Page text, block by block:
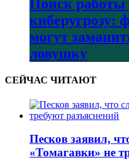
Поиск работы
киберугрозу:
могут
ловушку
СЕЙЧАС ЧИТАЮТ
Песков заявил,
«Томагавки» не